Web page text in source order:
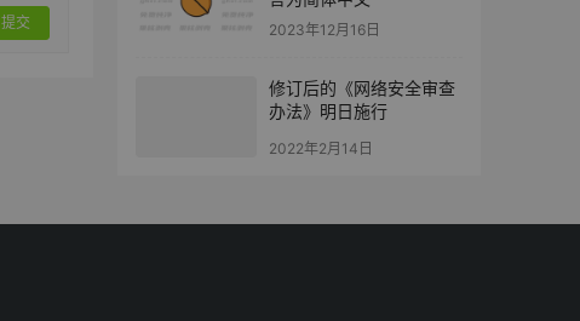
提交 2023年12月16日
修订后的《网络安全审查
办法》明日施行
2022年2月14日